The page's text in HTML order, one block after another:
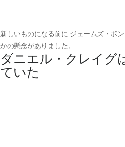
新しいものになる前に ジェームズ・ボ
かの懸念がありました。
ダニエル・クレイグ
ていた